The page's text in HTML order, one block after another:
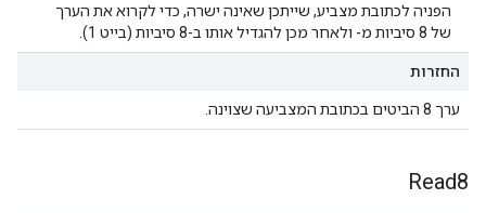
הפניה לכתובת מצביע, שייתכן שאינה ישרה, כדי לקרוא את הערך
של 8 סיביות מ- ולאחר מכן להגדיל אותו ב-8 סיביות (בייט 1).
החזרות
ערך 8 הביטים בכתובת המצביעה שצוינה.
Read8